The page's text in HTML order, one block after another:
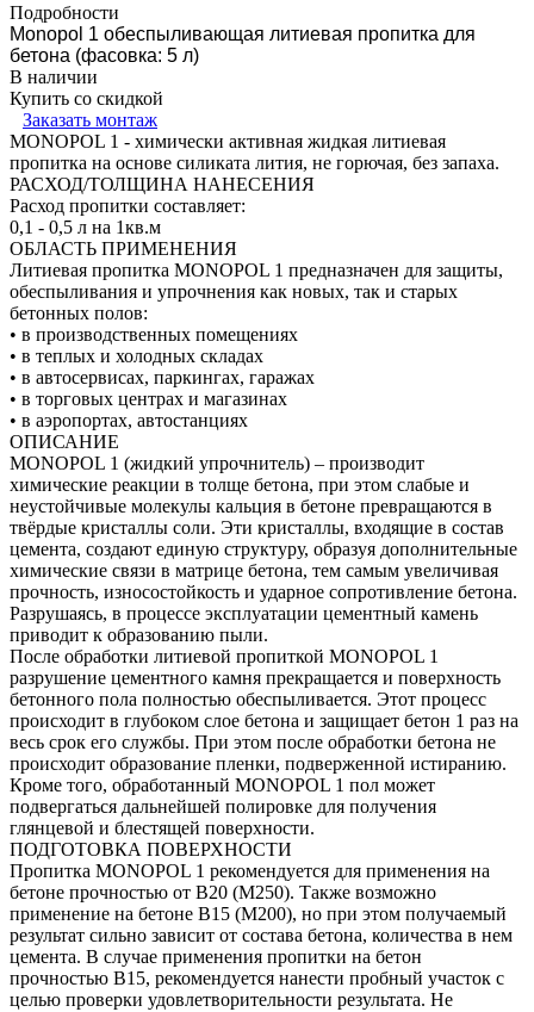
Подробности
Monopol 1 обеспыливающая литиевая пропитка для
бетона (фасовка: 5 л)
В наличии
Купить со скидкой
Заказать монтаж
MONOPOL 1 - химически активная жидкая литиевая
пропитка на основе силиката лития, не горючая, без запаха.
РАСХОД/ТОЛЩИНА НАНЕСЕНИЯ
Расход пропитки составляет:
0,1 - 0,5 л на 1кв.м
ОБЛАСТЬ ПРИМЕНЕНИЯ
Литиевая пропитка MONOPOL 1 предназначен для защиты,
обеспыливания и упрочнения как новых, так и старых
бетонных полов:
• в производственных помещениях
• в теплых и холодных складах
• в автосервисах, паркингах, гаражах
• в торговых центрах и магазинах
• в аэропортах, автостанциях
ОПИСАНИЕ
MONOPOL 1 (жидкий упрочнитель) – производит
химические реакции в толще бетона, при этом слабые и
неустойчивые молекулы кальция в бетоне превращаются в
твёрдые кристаллы соли. Эти кристаллы, входящие в состав
цемента, создают единую структуру, образуя дополнительные
химические связи в матрице бетона, тем самым увеличивая
прочность, износостойкость и ударное сопротивление бетона.
Разрушаясь, в процессе эксплуатации цементный камень
приводит к образованию пыли.
После обработки литиевой пропиткой MONOPOL 1
разрушение цементного камня прекращается и поверхность
бетонного пола полностью обеспыливается. Этот процесс
происходит в глубоком слое бетона и защищает бетон 1 раз на
весь срок его службы. При этом после обработки бетона не
происходит образование пленки, подверженной истиранию.
Кроме того, обработанный MONOPOL 1 пол может
подвергаться дальнейшей полировке для получения
глянцевой и блестящей поверхности.
ПОДГОТОВКА ПОВЕРХНОСТИ
Пропитка MONOPOL 1 рекомендуется для применения на
бетоне прочностью от B20 (М250). Также возможно
применение на бетоне B15 (М200), но при этом получаемый
результат сильно зависит от состава бетона, количества в нем
цемента. В случае применения пропитки на бетон
прочностью B15, рекомендуется нанести пробный участок с
целью проверки удовлетворительности результата. Не